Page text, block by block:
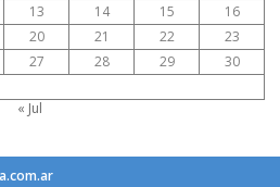
13 14 15
16
20 21 22
23
27 28 29
30
« Jul